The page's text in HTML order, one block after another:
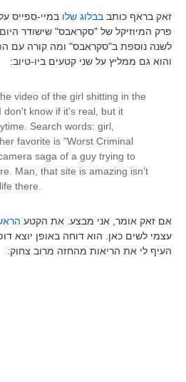
זאק בראף כותב בבלוג שלו במיי-ספייס
פרק המיוזיקל של "סקראבס" שישודר
לשנה נוספת ב"סקראבס" ומה קורה עם
והוא גם ממליץ על שני קטעים ביו-טיוב:
video of the girl shitting in the
don't know if it's real, but it
Search words: girl,
favorite is "Worst Criminal
saga of a guy trying to
Man, that site is amazing isn't
there.
אם זאק אומר, אני מבצע. את הקטע
עצמי לשים כאן. הוא דוחה באופן יוצא
העיף לי את הריאות מהחזה מרוב צחוק: